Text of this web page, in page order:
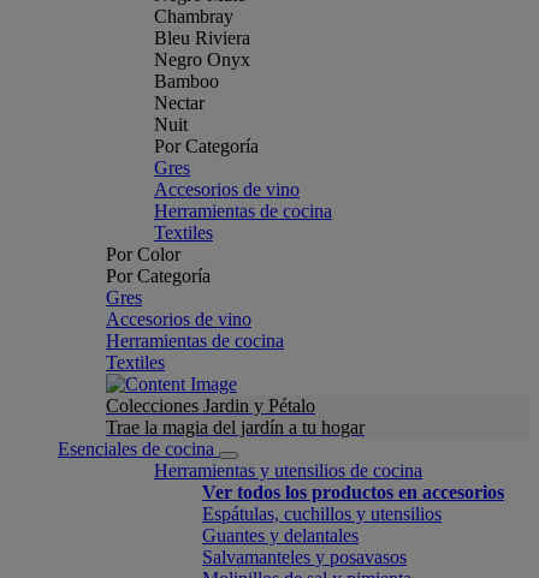
Chambray
Bleu Riviera
Negro Onyx
Bamboo
Nectar
Nuit
Por Categoría
Gres
Accesorios de vino
Herramientas de cocina
Textiles
Por Color
Por Categoría
Gres
Accesorios de vino
Herramientas de cocina
Textiles
Colecciones Jardin y Pétalo
Trae la magia del jardín a tu hogar
Esenciales de cocina
Herramientas y utensilios de cocina
Ver todos los productos en accesorios
Espátulas, cuchillos y utensilios
Guantes y delantales
Salvamanteles y posavasos